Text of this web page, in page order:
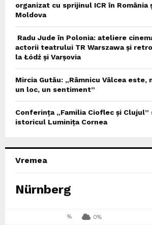
organizat cu sprijinul ICR în România
Moldova
Radu Jude în Polonia: ateliere
actorii teatrului TR Warszawa și
la Łódź și Varșovia
Mircia Gutău: „Râmnicu Vâlcea este,
un loc, un sentiment”
Conferința „Familia Cioflec și
istoricul Luminița Cornea
Vremea
Nürnberg
% 0%